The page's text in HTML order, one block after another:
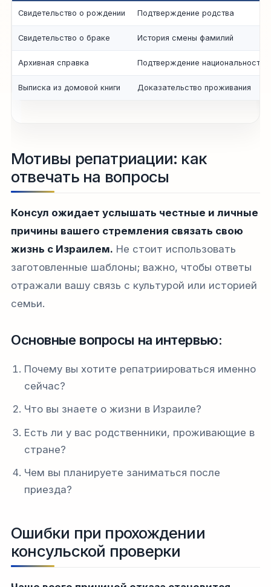
Свидетельство о рождении Подтверждение родства
Свидетельство о браке История смены фамилий
Архивная справка Подтверждение национальности
Выписка из домовой книги Доказательство проживания
Мотивы репатриации: как
отвечать на вопросы
Консул ожидает услышать честные и личные
причины вашего стремления связать свою
жизнь с Израилем. Не стоит использовать
заготовленные шаблоны; важно, чтобы ответы
отражали вашу связь с культурой или историей
семьи.
Основные вопросы на интервью:
Почему вы хотите репатриироваться именно
сейчас?
Что вы знаете о жизни в Израиле?
Есть ли у вас родственники, проживающие в
стране?
Чем вы планируете заниматься после
приезда?
Ошибки при прохождении
консульской проверки